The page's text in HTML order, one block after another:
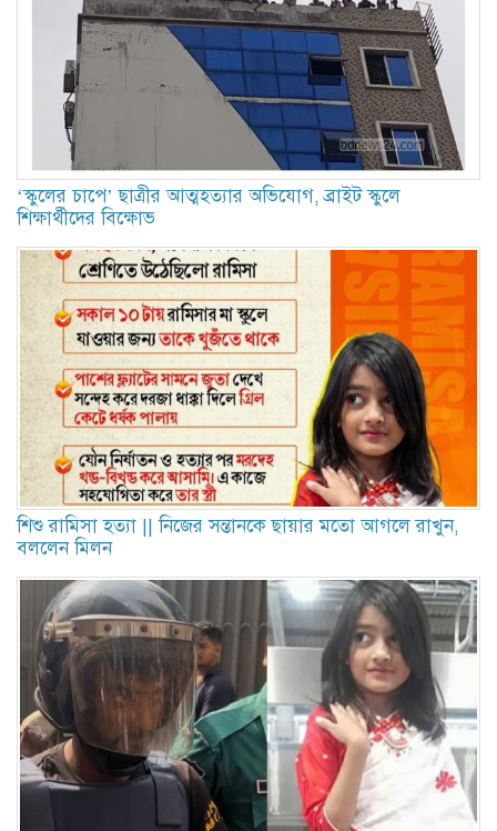
‘স্কুলের চাপে’ ছাত্রীর আত্মহত্যার অভিযোগ, ব্রাইট স্কুলে
শিক্ষার্থীদের বিক্ষোভ
শিশু রামিসা হত্যা || নিজের সন্তানকে ছায়ার মতো আগলে রাখুন,
বললেন মিলন